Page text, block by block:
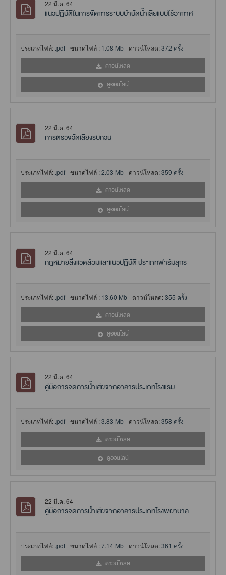
22 มี.ค. 64
แนวปฏิบัติในการจัดการระบบบำบัดน้ำเสียแบบใช้อากาศ
ประเภทไฟล์: .pdf ขนาดไฟล์ : 1.08 Mb ดาวน์โหลด:372 ครั้ง
ดาวน์โหลด
ดูออนไลน์
22 มี.ค. 64
การตรวจวัดเสียงรบกวน
ประเภทไฟล์: .pdf ขนาดไฟล์ :2.03 Mb ดาวน์โหลด:359 ครั้ง
ดาวน์โหลด
ดูออนไลน์
22 มี.ค. 64
กฎหมายสิ่งแวดล้อมและแนวปฏิบัติ ประเภทฟาร์มสุกร
ประเภทไฟล์: .pdf ขนาดไฟล์ : 13.60 Mb ดาวน์โหลด:355 ครั้ง
ดาวน์โหลด
ดูออนไลน์
22 มี.ค. 64
คู่มือการจัดการน้ำเสียจากอาคารประเภทโรงแรม
ประเภทไฟล์: .pdf ขนาดไฟล์ :3.83 Mb ดาวน์โหลด:358 ครั้ง
ดาวน์โหลด
ดูออนไลน์
22 มี.ค. 64
คู่มือการจัดการน้ำเสียจากอาคารประเภทโรงพยาบาล
ประเภทไฟล์: .pdf ขนาดไฟล์ :7.14 Mb ดาวน์โหลด:361 ครั้ง
ดาวน์โหลด